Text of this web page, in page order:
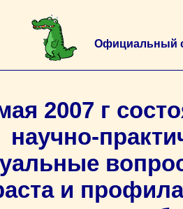
Официальный
2007 г
научно-
и